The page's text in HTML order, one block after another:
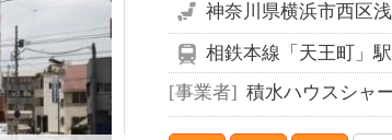
神奈川県横浜市西区
相鉄本線「天王町」
事業者
積水ハウスシャ